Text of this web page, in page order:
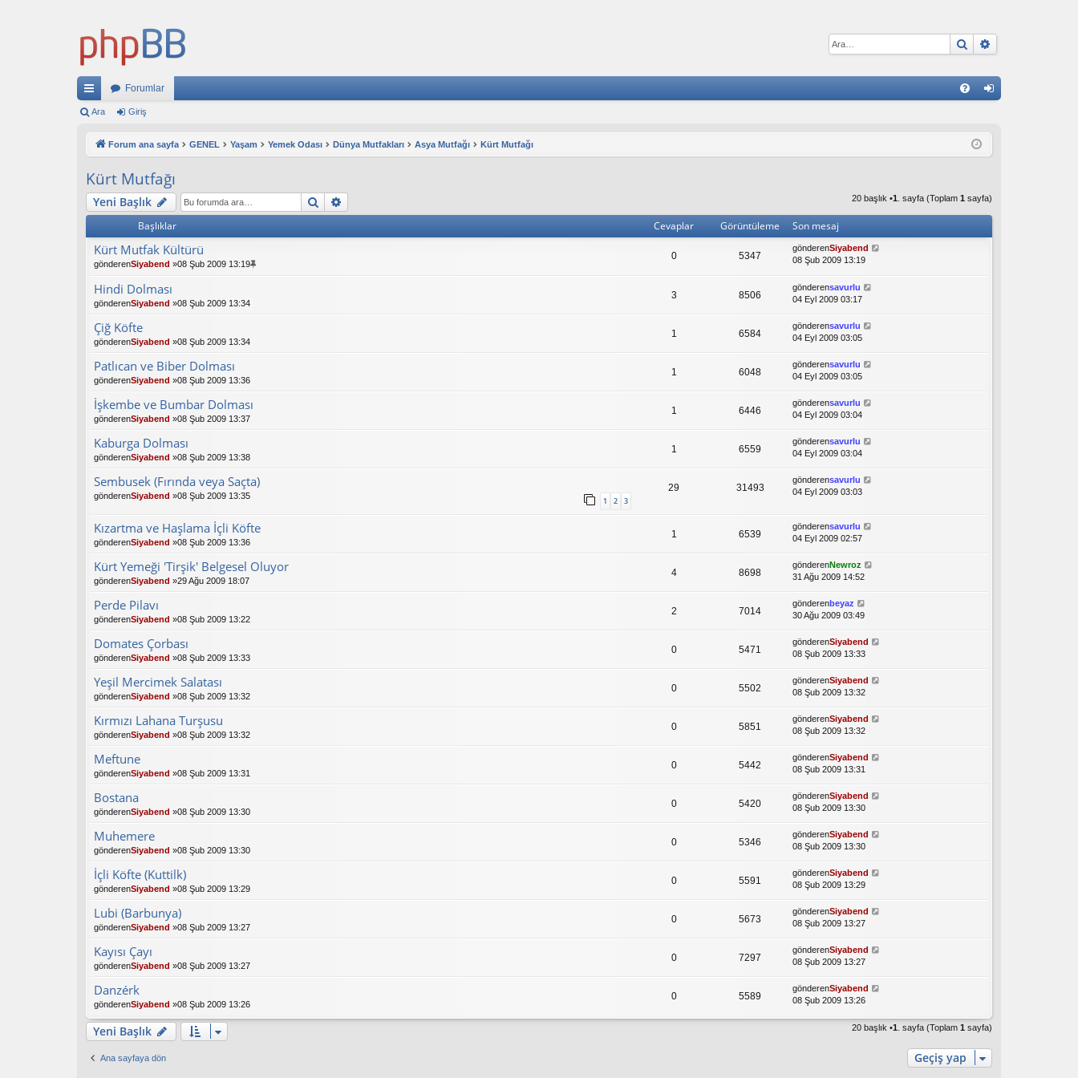
Ara
ızl
ğl
an
Forumlar
ş
Ara Giriş
Forum ana sayfa GENEL Yaşam Yemek Odası Dünya Mutfakları Asya Mutfağı Kürt Mutfağı
Kürt Mutfağı
Yeni Başlık Ara 20 başlık •1 . sayfa (Toplam 1 sayfa)
Başlıklar Cevaplar Görüntüleme Son mesaj
Kürt Mutfak Kültürü
gönderenSiyabend »08 Şub 2009 13:19
0 5347
gönderenSiyabend
08 Şub 2009 13:19
Hindi Dolması
gönderenSiyabend »08 Şub 2009 13:34
3 8506
gönderensavurlu
04 Eyl 2009 03:17
Çiğ Köfte
gönderenSiyabend »08 Şub 2009 13:34
1 6584
gönderensavurlu
04 Eyl 2009 03:05
Patlıcan ve Biber Dolması
gönderenSiyabend »08 Şub 2009 13:36
1 6048
gönderensavurlu
04 Eyl 2009 03:05
İşkembe ve Bumbar Dolması
gönderenSiyabend »08 Şub 2009 13:37
1 6446
gönderensavurlu
04 Eyl 2009 03:04
Kaburga Dolması
gönderenSiyabend »08 Şub 2009 13:38
1 6559
gönderensavurlu
04 Eyl 2009 03:04
Sembusek (Fırında veya Saçta)
gönderenSiyabend »08 Şub 2009 13:35 1 2 3
29 31493
gönderensavurlu
04 Eyl 2009 03:03
Kızartma ve Haşlama İçli Köfte
gönderenSiyabend »08 Şub 2009 13:36
1 6539
gönderensavurlu
04 Eyl 2009 02:57
Kürt Yemeği 'Tirşik' Belgesel Oluyor
gönderenSiyabend »29 Ağu 2009 18:07
4 8698
gönderenNewroz
31 Ağu 2009 14:52
Perde Pilavı
gönderenSiyabend »08 Şub 2009 13:22
2 7014
gönderenbeyaz
30 Ağu 2009 03:49
Domates Çorbası
gönderenSiyabend »08 Şub 2009 13:33
0 5471
gönderenSiyabend
08 Şub 2009 13:33
Yeşil Mercimek Salatası
gönderenSiyabend »08 Şub 2009 13:32
0 5502
gönderenSiyabend
08 Şub 2009 13:32
Kırmızı Lahana Turşusu
gönderenSiyabend »08 Şub 2009 13:32
0 5851
gönderenSiyabend
08 Şub 2009 13:32
Meftune
gönderenSiyabend »08 Şub 2009 13:31
0 5442
gönderenSiyabend
08 Şub 2009 13:31
Bostana
gönderenSiyabend »08 Şub 2009 13:30
0 5420
gönderenSiyabend
08 Şub 2009 13:30
Muhemere
gönderenSiyabend »08 Şub 2009 13:30
0 5346
gönderenSiyabend
08 Şub 2009 13:30
İçli Köfte (Kuttilk)
gönderenSiyabend »08 Şub 2009 13:29
0 5591
gönderenSiyabend
08 Şub 2009 13:29
Lubi (Barbunya)
gönderenSiyabend »08 Şub 2009 13:27
0 5673
gönderenSiyabend
08 Şub 2009 13:27
Kayısı Çayı
gönderenSiyabend »08 Şub 2009 13:27
0 7297
gönderenSiyabend
08 Şub 2009 13:27
Danzérk
gönderenSiyabend »08 Şub 2009 13:26
0 5589
gönderenSiyabend
08 Şub 2009 13:26
Yeni Başlık 20 başlık •1 . sayfa (Toplam 1 sayfa)
Ana sayfaya dön Geçiş yap